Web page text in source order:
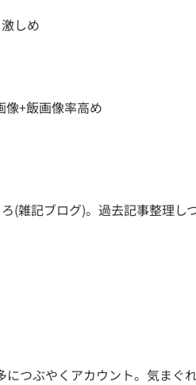
しめ
像+飯画像率高め
(雑記ブログ)。過去記事整理し
つぶやくアカウント。気まぐ